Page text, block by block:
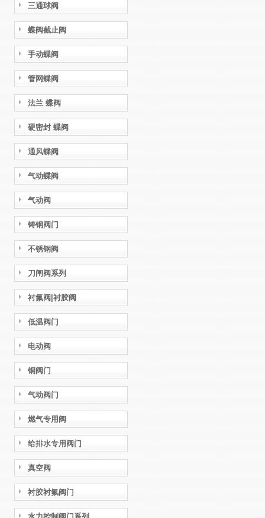
三通球阀
蝶阀截止阀
手动蝶阀
管网蝶阀
法兰 蝶阀
硬密封 蝶阀
通风蝶阀
气动蝶阀
气动阀
铸钢阀门
不锈钢阀
刀闸阀系列
衬氟阀|衬胶阀
低温阀门
电动阀
铜阀门
气动阀门
燃气专用阀
给排水专用阀门
真空阀
衬胶衬氟阀门